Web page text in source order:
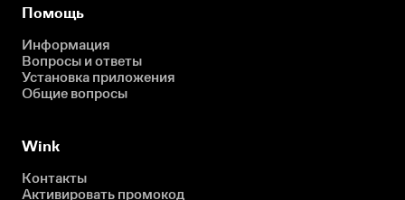
Помощь
Информация
Вопросы и ответы
Установка приложения
Общие вопросы
Wink
Контакты
Активировать промокод